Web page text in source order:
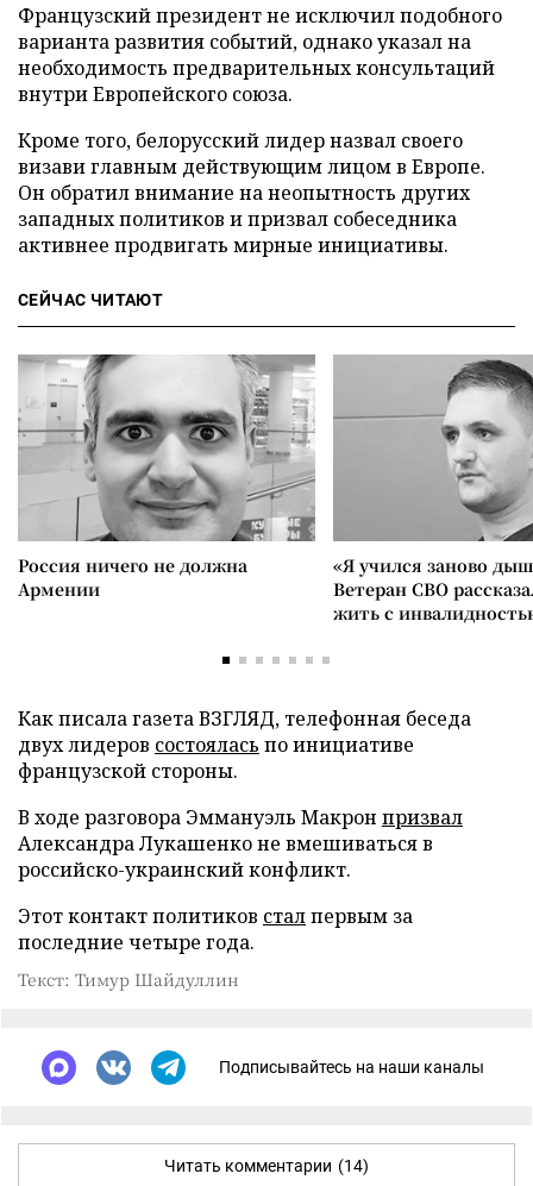
Французский президент не исключил подобного
варианта развития событий, однако указал на
необходимость предварительных консультаций
внутри Европейского союза.
Кроме того, белорусский лидер назвал своего
визави главным действующим лицом в Европе.
Он обратил внимание на неопытность других
западных политиков и призвал собеседника
активнее продвигать мирные инициативы.
СЕЙЧАС ЧИТАЮТ
Россия ничего не должна
Армении
«Я учился заново
Ветеран СВО
жить с
Как писала газета ВЗГЛЯД, телефонная беседа
двух лидеров состоялась по инициативе
французской стороны.
В ходе разговора Эммануэль Макрон призвал
Александра Лукашенко не вмешиваться в
российско-украинский конфликт.
Этот контакт политиков сталпервым за
последние четыре года.
Текст: Тимур Шайдуллин
Подписывайтесь на наши каналы
Читать комментарии (14)